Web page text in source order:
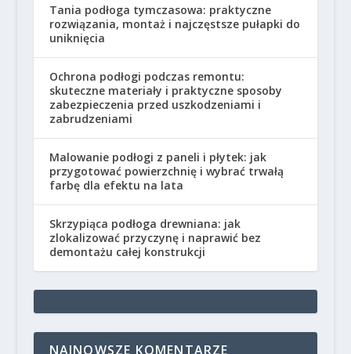
Tania podłoga tymczasowa: praktyczne
rozwiązania, montaż i najczęstsze pułapki do
uniknięcia
Ochrona podłogi podczas remontu:
skuteczne materiały i praktyczne sposoby
zabezpieczenia przed uszkodzeniami i
zabrudzeniami
Malowanie podłogi z paneli i płytek: jak
przygotować powierzchnię i wybrać trwałą
farbę dla efektu na lata
Skrzypiąca podłoga drewniana: jak
zlokalizować przyczynę i naprawić bez
demontażu całej konstrukcji
NAJNOWSZE KOMENTARZE